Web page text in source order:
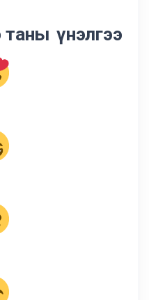
таны үнэлгээ